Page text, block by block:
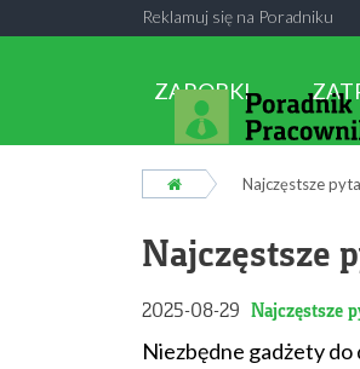
Reklamuj się na Poradniku
ZAROBKI
Najczęstsze
Najczęstsze
2025-08-29 Najczęstsze
Niezbędne gadżety do